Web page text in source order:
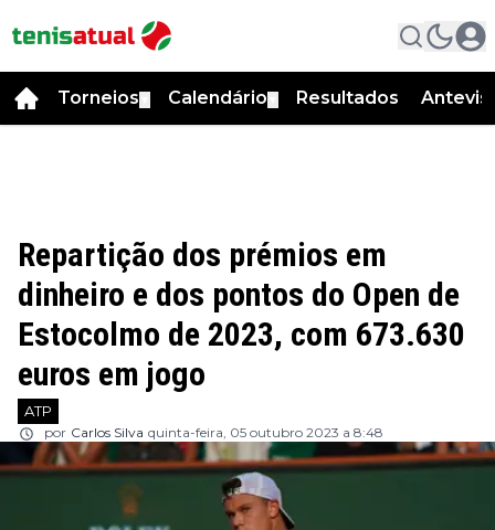
Torneios Calendário Resultados
Repartição dos prémios em
dinheiro e dos pontos do Open de
Estocolmo de 2023, com 673.630
euros em jogo
ATP
por Carlos Silva quinta-feira, 05 outubro 2023 a 8:48